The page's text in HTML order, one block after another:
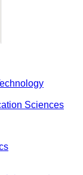
Sciences